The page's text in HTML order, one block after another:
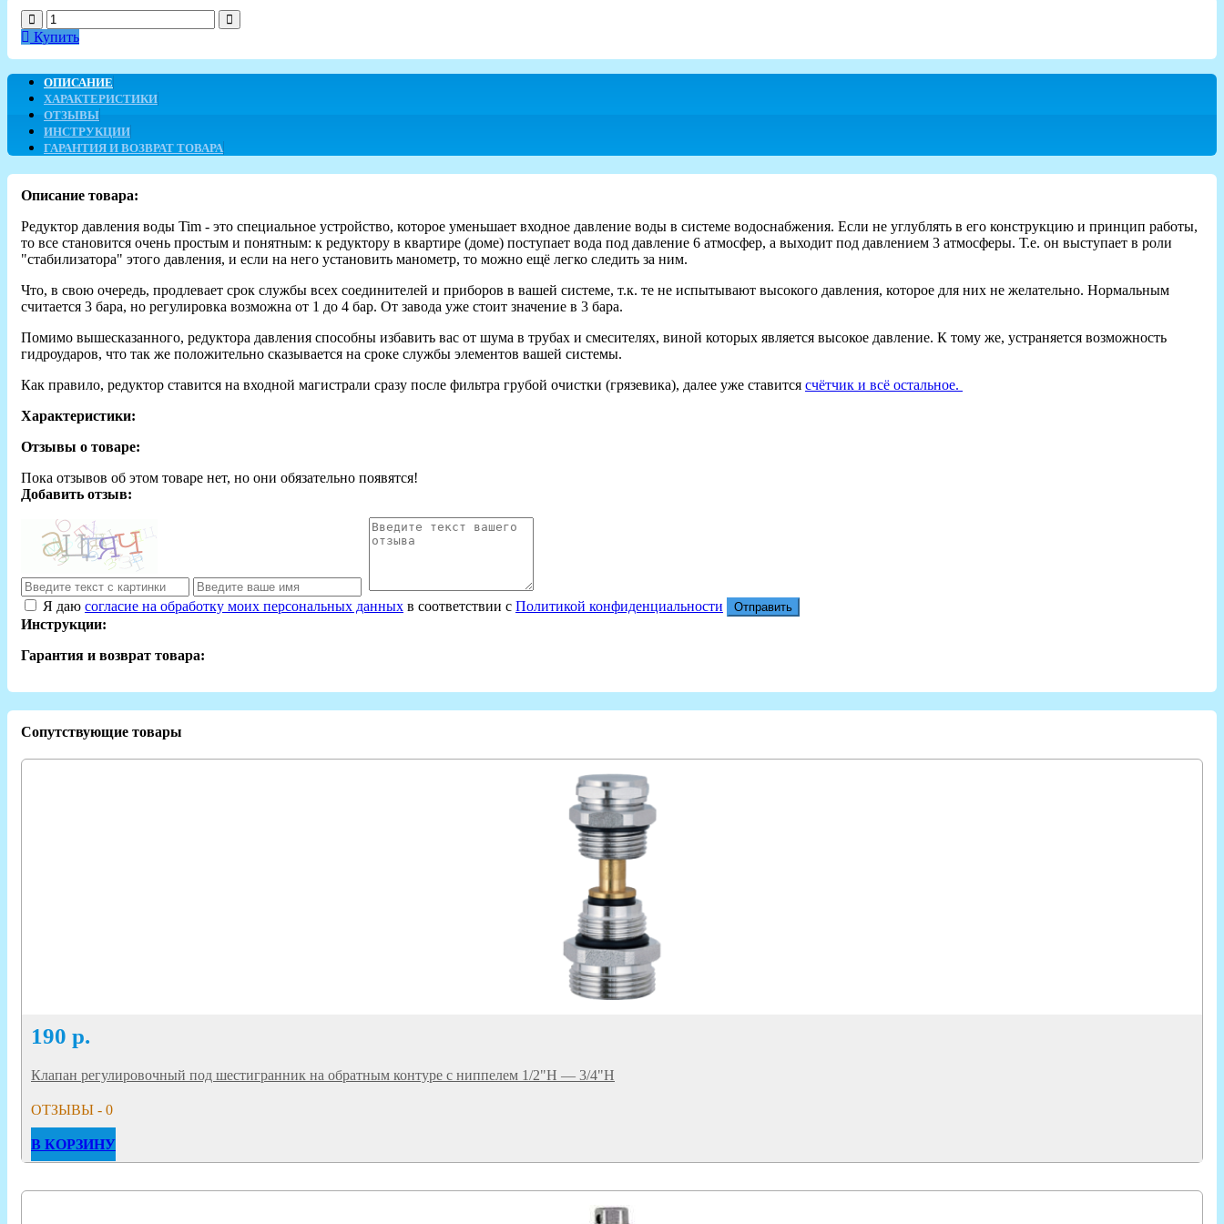
Купить
ОПИСАНИЕ
ХАРАКТЕРИСТИКИ
ОТЗЫВЫ
ИНСТРУКЦИИ
ГАРАНТИЯ И ВОЗВРАТ ТОВАРА
Описание товара:
Редуктор давления воды Tim - это специальное устройство, которое уменьшает входное давление воды в системе водоснабжения. Если не углублять в его конструкцию и принцип работы,
то все становится очень простым и понятным: к редуктору в квартире (доме) поступает вода под давление 6 атмосфер, а выходит под давлением 3 атмосферы. Т.е. он выступает в роли
"стабилизатора" этого давления, и если на него установить манометр, то можно ещё легко следить за ним.
Что, в свою очередь, продлевает срок службы всех соединителей и приборов в вашей системе, т.к. те не испытывают высокого давления, которое для них не желательно. Нормальным
считается 3 бара, но регулировка возможна от 1 до 4 бар. От завода уже стоит значение в 3 бара.
Помимо вышесказанного, редуктора давления способны избавить вас от шума в трубах и смесителях, виной которых является высокое давление. К тому же, устраняется возможность
гидроударов, что так же положительно сказывается на сроке службы элементов вашей системы.
Как правило, редуктор ставится на входной магистрали сразу после фильтра грубой очистки (грязевика), далее уже ставится счётчик и всё остальное.
Характеристики:
Отзывы о товаре:
Пока отзывов об этом товаре нет, но они обязательно появятся!
Добавить отзыв:
Я даю согласие на обработку моих персональных данных в соответствии с Политикой конфиденциальности Отправить
Инструкции:
Гарантия и возврат товара:
Сопутствующие товары
190 р.
Клапан регулировочный под шестигранник на обратным контуре с ниппелем 1/2"Н — 3/4"Н
ОТЗЫВЫ - 0
В КОРЗИНУ